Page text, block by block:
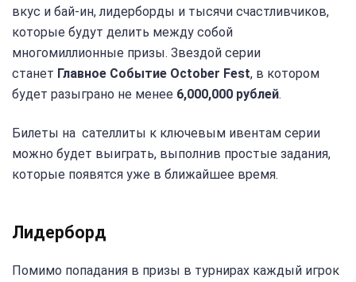
вкус и бай-ин, лидерборды и тысячи счастливчиков,
которые будут делить между собой
многомиллионные призы. Звездой серии
станет Главное Событие October Fest, в котором
будет разыграно не менее 6,000,000 рублей.
Билеты на сателлиты к ключевым ивентам серии
можно будет выиграть, выполнив простые задания,
которые появятся уже в ближайшее время.
Лидерборд
Помимо попадания в призы в турнирах каждый игрок